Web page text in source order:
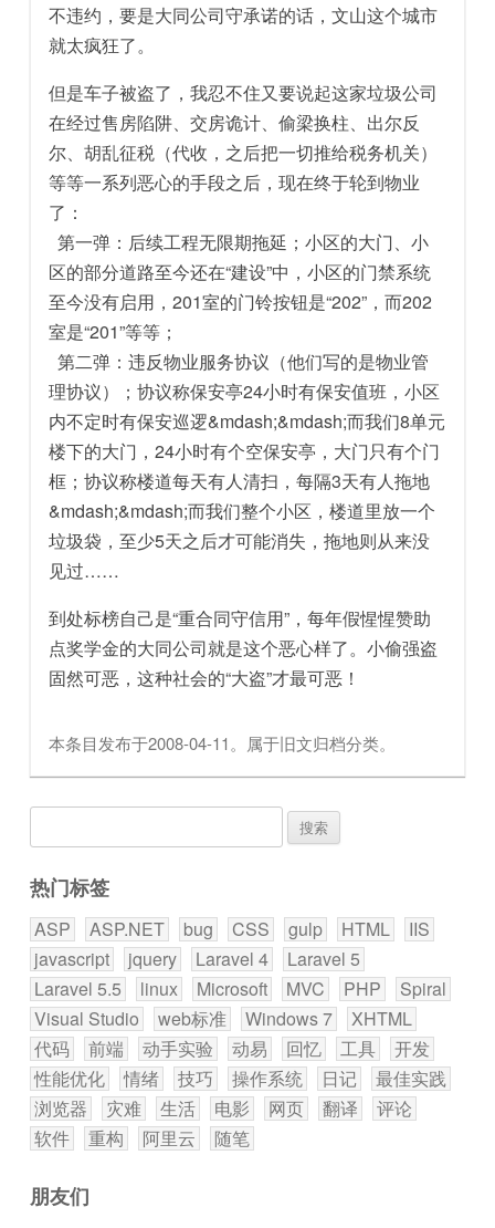
不违约，要是大同公司守承诺的话，文山这个城市
就太疯狂了。
但是车子被盗了，我忍不住又要说起这家垃圾公司
在经过售房陷阱、交房诡计、偷梁换柱、出尔反
尔、胡乱征税（代收，之后把一切推给税务机关）
等等一系列恶心的手段之后，现在终于轮到物业
了：
第一弹：后续工程无限期拖延；小区的大门、小
区的部分道路至今还在“建设”中，小区的门禁系统
至今没有启用，201室的门铃按钮是“202”，而202
室是“201”等等；
第二弹：违反物业服务协议（他们写的是物业管
理协议）；协议称保安亭24小时有保安值班，小区
内不定时有保安巡逻&mdash;&mdash;而我们8单元
楼下的大门，24小时有个空保安亭，大门只有个门
框；协议称楼道每天有人清扫，每隔3天有人拖地
&mdash;&mdash;而我们整个小区，楼道里放一个
垃圾袋，至少5天之后才可能消失，拖地则从来没
见过……
到处标榜自己是“重合同守信用”，每年假惺惺赞助
点奖学金的大同公司就是这个恶心样了。小偷强盗
固然可恶，这种社会的“大盗”才最可恶！
本条目发布于2008-04-11 。属于旧文归档分类。
索：
热门标签
ASP ASP.NET bug CSS gulp HTML
IIS
javascript
jquery Laravel 4
Laravel 5
Laravel 5.5
linux Microsoft MVC PHP
Spiral
Visual Studio
web标准 Windows 7
XHTML
代码
前端 动手实验 动易 回忆 工具
开发
性能优化
情绪 技巧 操作系统 日记
最佳实践
浏览器
灾难 生活 电影 网页 翻译
评论
软件
重构 阿里云 随笔
朋友们